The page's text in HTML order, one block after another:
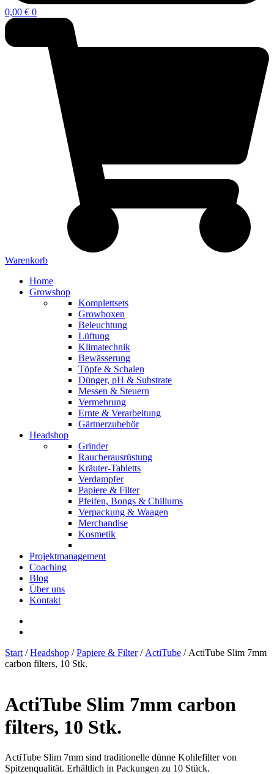
0,00 € 0
Warenkorb
Home
Growshop
Komplettsets
Growboxen
Beleuchtung
Lüftung
Klimatechnik
Bewässerung
Töpfe & Schalen
Dünger, pH & Substrate
Messen & Steuern
Vermehrung
Ernte & Verarbeitung
Gärtnerzubehör
Headshop
Grinder
Raucherausrüstung
Kräuter-Tabletts
Verdampfer
Papiere & Filter
Pfeifen, Bongs & Chillums
Verpackung & Waagen
Merchandise
Kosmetik
Projektmanagement
Coaching
Blog
Über uns
Kontakt
Start /Headshop /Papiere & Filter/ ActiTube / ActiTube Slim 7mm
carbon filters, 10 Stk.
ActiTube Slim 7mm carbon
filters, 10 Stk.
ActiTube Slim 7mm sind traditionelle dünne Kohlefilter von
Spitzenqualität. Erhältlich in Packungen zu 10 Stück.